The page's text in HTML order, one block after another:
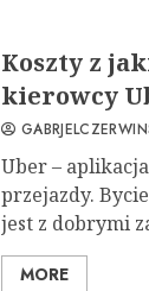
Koszty z
kierowcy
Uber –
przejazdy.
jest z dobrymi
MORE